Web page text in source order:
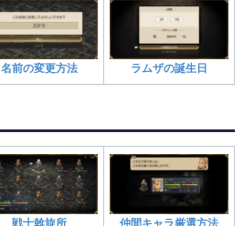
名前の変更方法 ラムザの誕生日
戦士斡旋所 仲間キャラ厳選方法